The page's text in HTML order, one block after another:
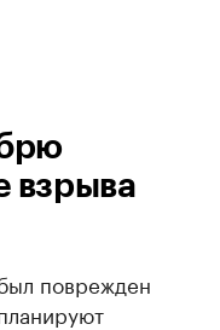
взрыва
поврежден